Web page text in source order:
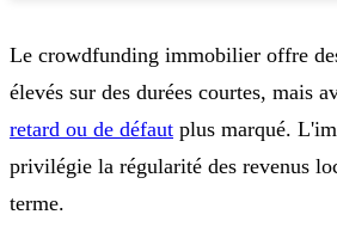
Le crowdfunding immobilier offre
élevés sur des durées courtes, mais
retard ou de défaut plus marqué.
privilégie la régularité des revenus
terme.